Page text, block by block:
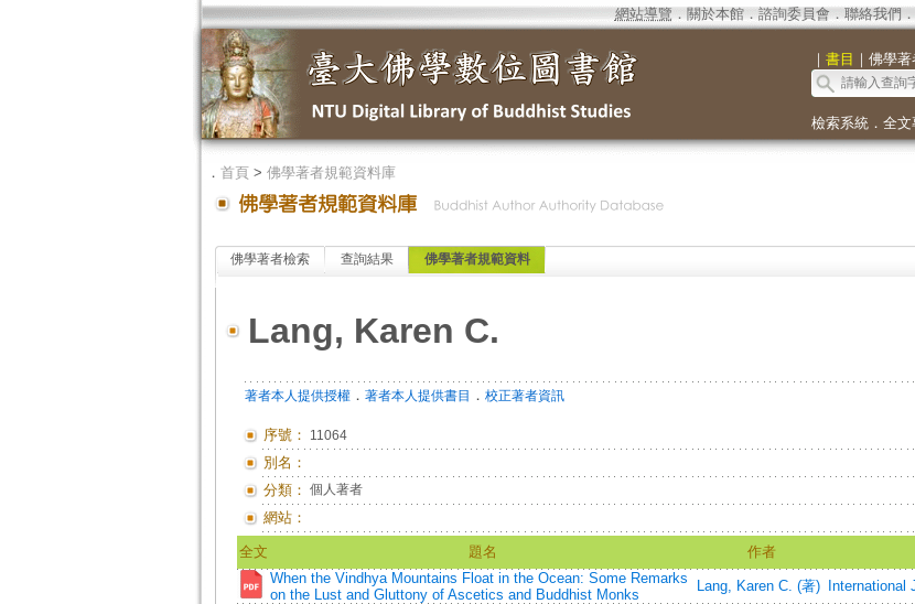
網站導覽 ． 關於本館． 諮詢委員會． 聯絡我們 ．
｜ 書目 ｜ 佛學著
檢索系統． 全文
． 首頁> 佛學著者規範資料庫
佛學著者檢索 查詢結果 佛學著者規範資料
Lang, Karen C.
著者本人提供授權． 著者本人提供書目 ． 校正著者資訊
序號： 11064
別名：
分類： 個人著者
網站：
全文 題名 作者
When the Vindhya Mountains Float in the Ocean: Some Remarks
on the Lust and Gluttony of Ascetics and Buddhist Monks
Lang, Karen C. (著) International